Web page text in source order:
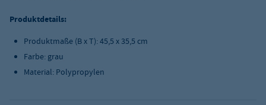
Produktdetails:
Produktmaße (B x T): 45,5 x 35,5 cm
Farbe: grau
Material: Polypropylen